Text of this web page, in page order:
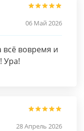
06 Май 2026
всё вовремя и
Ура!
28 Апрель 2026